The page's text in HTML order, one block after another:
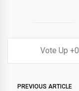
0
PREVIOUS ARTICLE